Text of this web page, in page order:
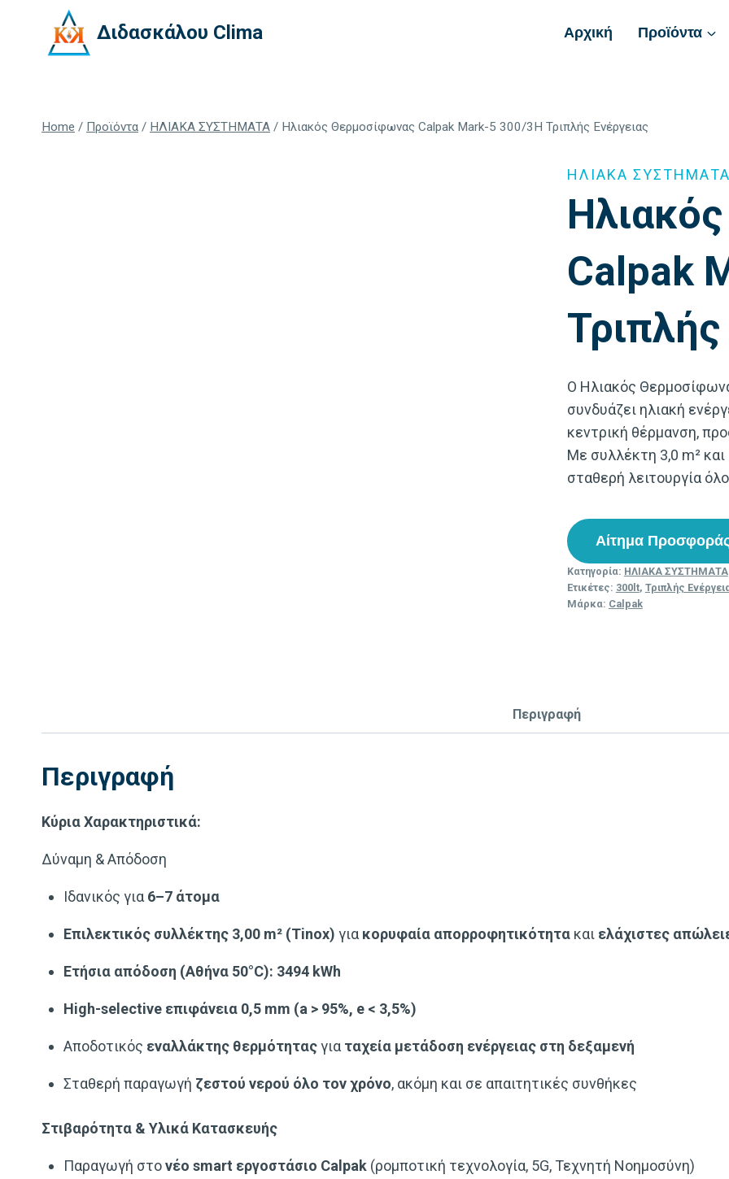
content
Διδασκάλου Clima Αρχική Προϊόντα
Home / Προϊόντα / ΗΛΙΑΚΑ ΣΥΣΤΗΜΑΤΑ / Ηλιακός Θερμοσίφωνας Calpak Mark-5 300/3H Τριπλής Ενέργειας
ΗΛΙΑΚΑ
Calpak
Ο Ηλιακός
συνδυάζει ηλιακή
κεντρική θέρμανση,
Με συλλέκτη 3,0 m²
σταθερή λειτουργία
Αίτημα
Κατηγορία: ΗΛΙΑΚΑ ΣΥΣΤΗΜΑΤΑ
Ετικέτες: 300lt, Τριπλής
Μάρκα: Calpak
Περιγραφή
Περιγραφή
Κύρια Χαρακτηριστικά:
Δύναμη & Απόδοση
Ιδανικός για 6–7 άτομα
Επιλεκτικός συλλέκτης 3,00 m² (Tinox) για κορυφαία απορροφητικότητα και ελάχιστες
Ετήσια απόδοση (Αθήνα 50°C): 3494 kWh
High-selective επιφάνεια 0,5 mm (a > 95%, e < 3,5%)
Αποδοτικός εναλλάκτης θερμότηταςγια ταχεία μετάδοση ενέργειας στη δεξαμενή
Σταθερή παραγωγή ζεστού νερού όλο τον χρόνο, ακόμη και σε απαιτητικές συνθήκες
Στιβαρότητα & Υλικά Κατασκευής
Παραγωγή στονέο smart εργοστάσιο Calpak (ρομποτική τεχνολογία, 5G, Τεχνητή Νοημοσύνη)